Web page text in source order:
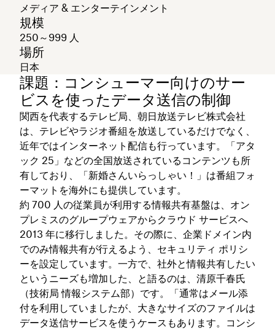
メディア & エンターテインメント
規模
250～999 人
場所
日本
課題：コンシューマー向けのサー
ビスを使ったデータ送信の制御
関西を代表するテレビ局、朝日放送テレビ株式会社
は、テレビやラジオ番組を放送しているだけでなく、
近年ではインターネット配信も行っています。「アタ
ック 25」などの全国放送されているコンテンツも所
有しており、「新婚さんいらっしゃい！」は番組フォ
ーマットを海外にも提供しています。
約 700 人の従業員が利用する情報共有基盤は、オン
プレミスのグループウェアからクラウド サービスへ
2013 年に移行しました。その際に、企業ドメイン内
でのみ情報共有が行えるよう、セキュリティ ポリシ
ーを設定しています。一方で、社外と情報共有したい
というニーズも増加した、と語るのは、清原千春氏
（技術局 情報システム部）です。「通常はメール添
付を利用していましたが、大きなサイズのファイルは
データ送信サービスを使うケースもあります。コンシ